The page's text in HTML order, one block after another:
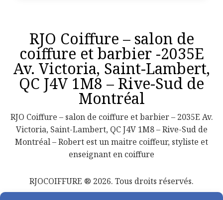
RJO Coiffure – salon de
coiffure et barbier -2035E
Av. Victoria, Saint-Lambert,
QC J4V 1M8 – Rive-Sud de
Montréal
RJO Coiffure – salon de coiffure et barbier – 2035E Av.
Victoria, Saint-Lambert, QC J4V 1M8 – Rive-Sud de
Montréal – Robert est un maitre coiffeur, styliste et
enseignant en coiffure
RJOCOIFFURE ® 2026. Tous droits réservés.